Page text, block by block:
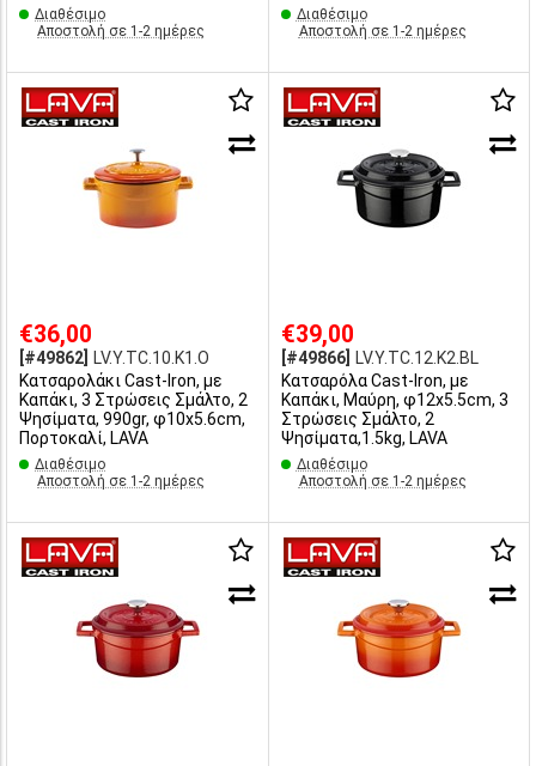
Διαθέσιμο
Αποστολή σε 1-2 ημέρες
Διαθέσιμο
Αποστολή σε 1-2 ημέρες
€36,00
[#49862]
LV.Y.TC.10.K1.O
Κατσαρολάκι Cast-Iron, με
Καπάκι, 3 Στρώσεις Σμάλτο, 2
Ψησίματα, 990gr, φ10x5.6cm,
Πορτοκαλί, LAVA
Διαθέσιμο
Αποστολή σε 1-2 ημέρες
€39,00
[#49866]
LV.Y.TC.12.K2.BL
Κατσαρόλα Cast-Iron, με
Καπάκι, Μαύρη, φ12x5.5cm, 3
Στρώσεις Σμάλτο, 2
Ψησίματα,1.5kg, LAVA
Διαθέσιμο
Αποστολή σε 1-2 ημέρες